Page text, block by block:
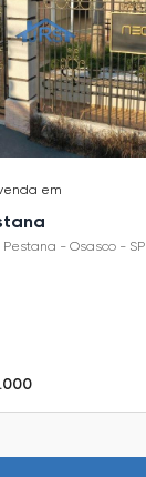
em
Pestana - Osasco - SP